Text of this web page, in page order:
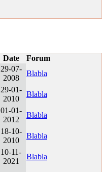
Date
Forum
29-07-
2008
Blabla
29-01-
2010
Blabla
01-01-
2012
Blabla
18-10-
2010
Blabla
10-11-
2021
Blabla